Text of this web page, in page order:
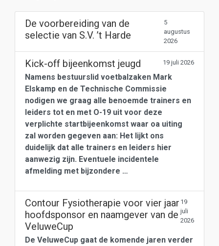
De voorbereiding van de
selectie van S.V. ’t Harde
5
augustus
2026
Kick-off bijeenkomst jeugd 19 juli 2026
Namens bestuurslid voetbalzaken Mark
Elskamp en de Technische Commissie
nodigen we graag alle benoemde trainers en
leiders tot en met O-19 uit voor deze
verplichte startbijeenkomst waar oa uiting
zal worden gegeven aan: Het lijkt ons
duidelijk dat alle trainers en leiders hier
aanwezig zijn. Eventuele incidentele
afmelding met bijzondere …
Contour Fysiotherapie voor vier jaar
hoofdsponsor en naamgever van de
VeluweCup
19
juli
2026
De VeluweCup gaat de komende jaren verder